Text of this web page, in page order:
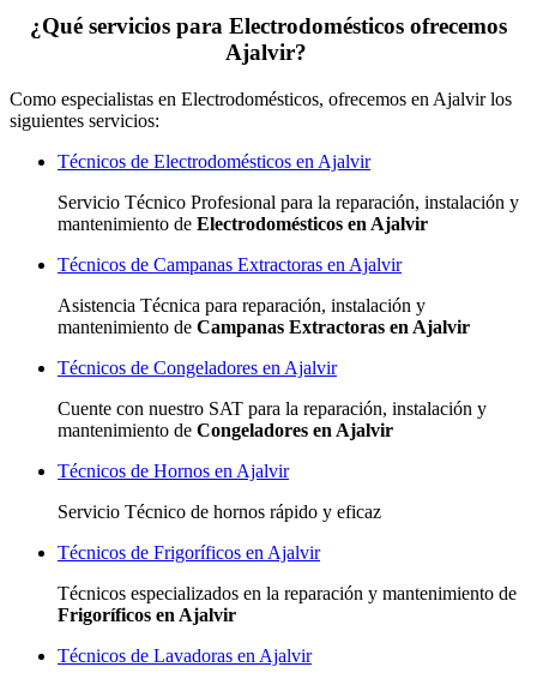
¿Qué servicios para Electrodomésticos ofrecemos
Ajalvir?
Como especialistas en Electrodomésticos, ofrecemos en Ajalvir los
siguientes servicios:
Técnicos de Electrodomésticos en Ajalvir
Servicio Técnico Profesional para la reparación, instalación y
mantenimiento de Electrodomésticos en Ajalvir
Técnicos de Campanas Extractoras en Ajalvir
Asistencia Técnica para reparación, instalación y
mantenimiento de Campanas Extractoras en Ajalvir
Técnicos de Congeladores en Ajalvir
Cuente con nuestro SAT para la reparación, instalación y
mantenimiento de Congeladores en Ajalvir
Técnicos de Hornos en Ajalvir
Servicio Técnico de hornos rápido y eficaz
Técnicos de Frigoríficos en Ajalvir
Técnicos especializados en la reparación y mantenimiento de
Frigoríficos en Ajalvir
Técnicos de Lavadoras en Ajalvir